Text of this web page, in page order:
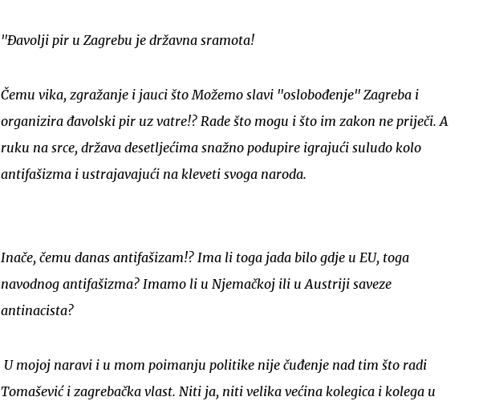
"Đavolji pir u Zagrebu je državna sramota!
Čemu vika, zgražanje i jauci što Možemo slavi "oslobođenje" Zagreba i
organizira đavolski pir uz vatre!? Rade što mogu i što im zakon ne priječi. A
ruku na srce, država desetljećima snažno podupire igrajući suludo kolo
antifašizma i ustrajavajući na kleveti svoga naroda.
Inače, čemu danas antifašizam!? Ima li toga jada bilo gdje u EU, toga
navodnog antifašizma? Imamo li u Njemačkoj ili u Austriji saveze
antinacista?
U mojoj naravi i u mom poimanju politike nije čuđenje nad tim što radi
Tomašević i zagrebačka vlast. Niti ja, niti velika većina kolegica i kolega u
UKLJUČITE NOTIFIKACIJE